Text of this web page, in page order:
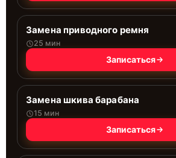
Замена приводного ремня
25 мин
Записаться
Замена шкива барабана
15 мин
Записаться